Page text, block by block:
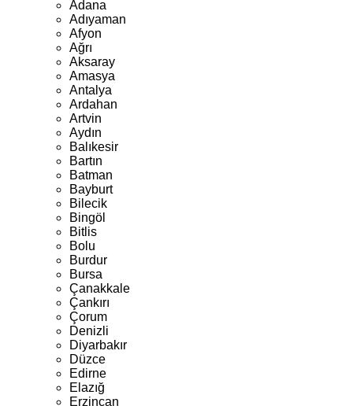
Adana
Adıyaman
Afyon
Ağrı
Aksaray
Amasya
Antalya
Ardahan
Artvin
Aydın
Balıkesir
Bartın
Batman
Bayburt
Bilecik
Bingöl
Bitlis
Bolu
Burdur
Bursa
Çanakkale
Çankırı
Çorum
Denizli
Diyarbakır
Düzce
Edirne
Elazığ
Erzincan